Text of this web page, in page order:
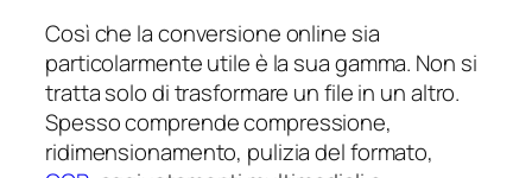
Così che la conversione online sia
particolarmente utile è la sua gamma. Non si
tratta solo di trasformare un file in un altro.
Spesso comprende compressione,
ridimensionamento, pulizia del formato,